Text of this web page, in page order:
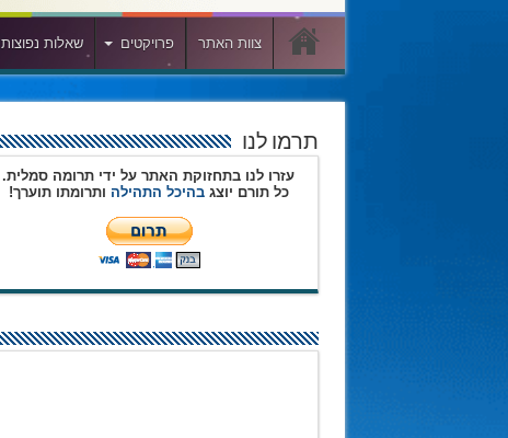
צוות האתר פרויקטים שאלות נפוצות
תרמו לנו
עזרו לנו בתחזוקת האתר על ידי תרומה סמלית.
כל תורם יוצגבהיכל התהילה ותרומתו תוערך!